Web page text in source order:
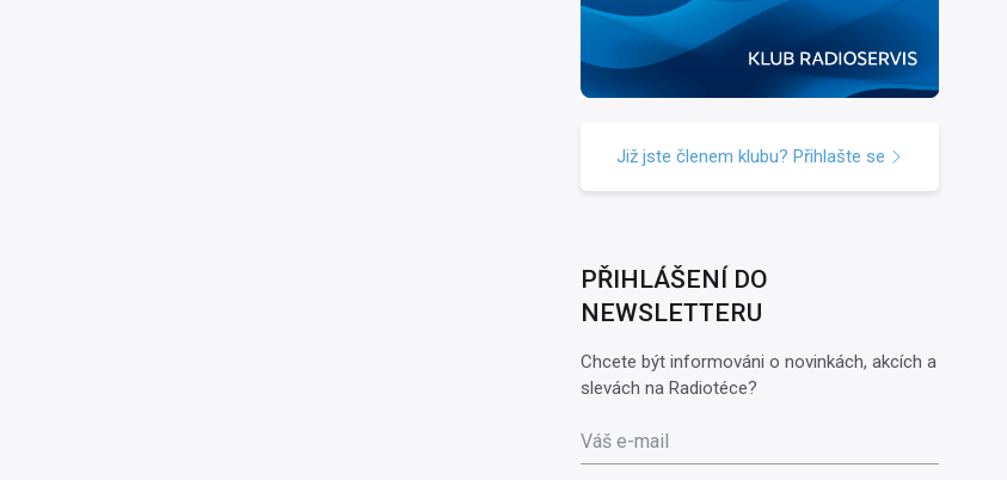
Již jste členem klubu? Přihlašte se
PŘIHLÁŠENÍ DO
NEWSLETTERU
Chcete být informováni o novinkách, akcích a
slevách na Radiotéce?
Váš e-mail